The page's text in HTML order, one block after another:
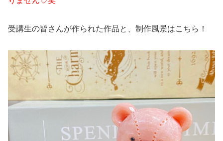
受講生の皆さんが作られた作品と、制作風景はこちら！